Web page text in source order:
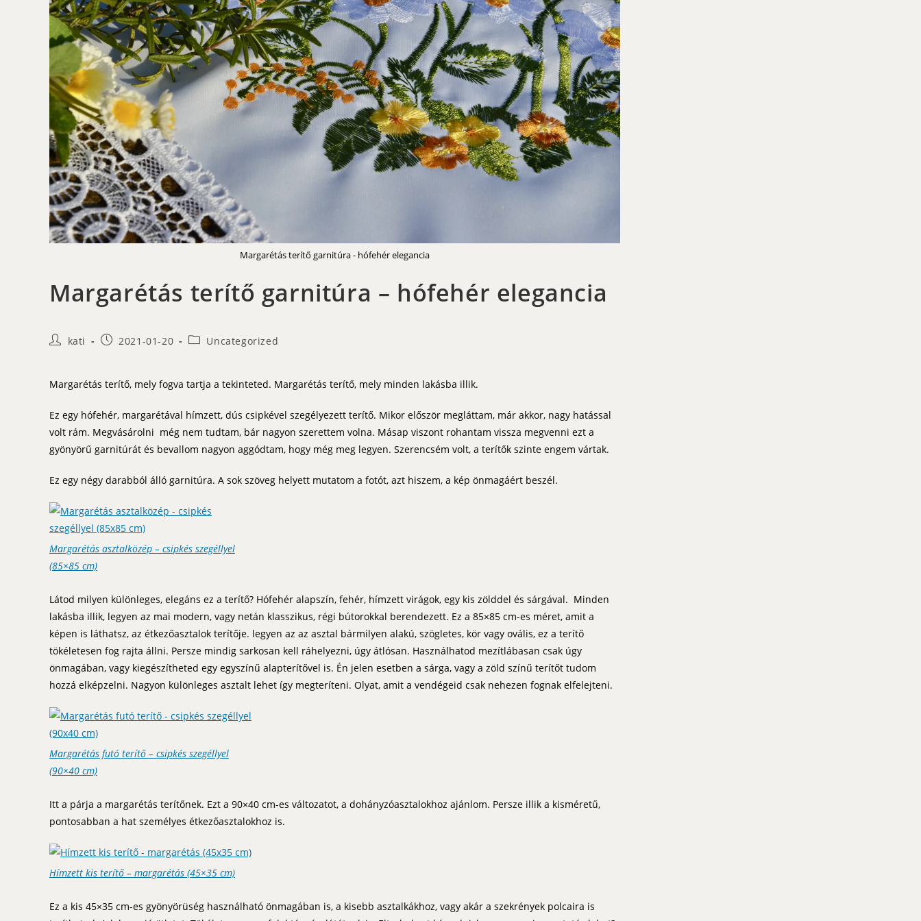
Margarétás terítő garnitúra - hófehér elegancia
Margarétás terítő garnitúra – hófehér elegancia
Postkati
Post2021-01-20
PostUncategorized
Margarétás terítő, mely fogva tartja a tekinteted. Margarétás terítő, mely minden lakásba illik.
Ez egy hófehér, margarétával hímzett, dús csipkével szegélyezett terítő. Mikor először megláttam, már akkor, nagy hatással
volt rám. Megvásárolni még nem tudtam, bár nagyon szerettem volna. Másap viszont rohantam vissza megvenni ezt a
gyönyörű garnitúrát és bevallom nagyon aggódtam, hogy még meg legyen. Szerencsém volt, a terítők szinte engem vártak.
Ez egy négy darabból álló garnitúra. A sok szöveg helyett mutatom a fotót, azt hiszem, a kép önmagáért beszél.
Margarétás asztalközép – csipkés szegéllyel
(85×85 cm)
Látod milyen különleges, elegáns ez a terítő? Hófehér alapszín, fehér, hímzett virágok, egy kis zölddel és sárgával. Minden
lakásba illik, legyen az mai modern, vagy netán klasszikus, régi bútorokkal berendezett. Ez a 85×85 cm-es méret, amit a
képen is láthatsz, az étkezőasztalok terítője. legyen az az asztal bármilyen alakú, szögletes, kör vagy ovális, ez a terítő
tökéletesen fog rajta állni. Persze mindig sarkosan kell ráhelyezni, úgy átlósan. Használhatod mezítlábasan csak úgy
önmagában, vagy kiegészítheted egy egyszínű alapterítővel is. Én jelen esetben a sárga, vagy a zöld színű terítőt tudom
hozzá elképzelni. Nagyon különleges asztalt lehet így megteríteni. Olyat, amit a vendégeid csak nehezen fognak elfelejteni.
Margarétás futó terítő – csipkés szegéllyel
(90×40 cm)
Itt a párja a margarétás terítőnek. Ezt a 90×40 cm-es változatot, a dohányzóasztalokhoz ajánlom. Persze illik a kisméretű,
pontosabban a hat személyes étkezőasztalokhoz is.
Hímzett kis terítő – margarétás (45×35 cm)
Ez a kis 45×35 cm-es gyönyörüség használható önmagában is, a kisebb asztalkákhoz, vagy akár a szekrények polcaira is